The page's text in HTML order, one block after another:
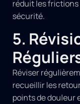
réduit les
sécurité.
5.
Réviser
recueillir les
points de douleur